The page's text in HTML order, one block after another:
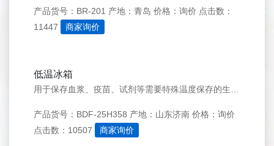
产品货号：BR-201 产地：青岛 价格：询价 点击数：
11447
商家询价
低温冰箱
产品货号：BDF-25H358 产地：山东济南 价格：询价
点击数：10507
商家询价